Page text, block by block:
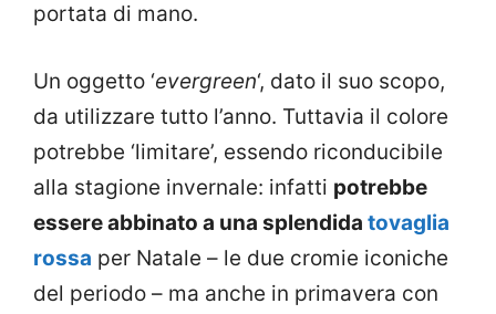
portata di mano.
Un oggetto ‘evergreen‘, dato il suo scopo,
da utilizzare tutto l’anno. Tuttavia il colore
potrebbe ‘limitare’, essendo riconducibile
alla stagione invernale: infatti potrebbe
essere abbinato a una splendida tovaglia
rossa per Natale – le due cromie iconiche
del periodo – ma anche in primavera con